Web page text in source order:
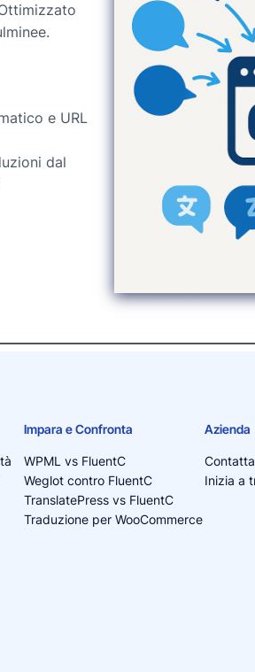
e URL
dal
Impara e Confronta
WPML vs FluentC
Weglot contro FluentC
TranslatePress vs FluentC
Traduzione per WooCommerce
Azienda
Inizia a